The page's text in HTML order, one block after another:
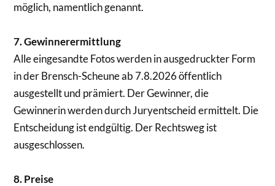
möglich, namentlich genannt.
7. Gewinnerermittlung
Alle eingesandte Fotos werden in ausgedruckter Form
in der Brensch-Scheune ab 7.8.2026 öffentlich
ausgestellt und prämiert. Der Gewinner, die
Gewinnerin werden durch Juryentscheid ermittelt. Die
Entscheidung ist endgültig. Der Rechtsweg ist
ausgeschlossen.
8. Preise